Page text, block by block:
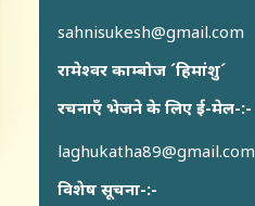
sahnisukesh@gmail.com
रामेश्वर काम्बोज ´हिमांशु´
रचनाएँ भेजने के लिए ई-मेल-:-
laghukatha89@gmail.com
विशेष सूचना-:-